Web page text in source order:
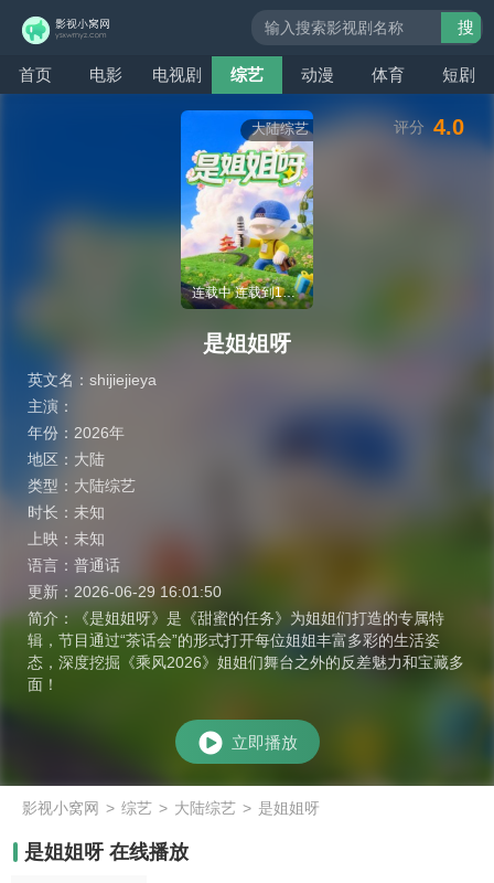
首页 电影 电视剧 综艺 动漫 体育 短剧
搜
大陆综艺
连载中 连载到18期
是姐姐呀
英文名： shijiejieya
主演：
年份： 2026年
地区： 大陆
类型： 大陆综艺
时长： 未知
上映： 未知
语言： 普通话
更新： 2026-06-29 16:01:50
简介：
《是姐姐呀》是《甜蜜的任务》为姐姐们打造的专属特
辑，节目通过“茶话会”的形式打开每位姐姐丰富多彩的生活姿
态，深度挖掘《乘风2026》姐姐们舞台之外的反差魅力和宝藏多
面！
评分 4.0
立即播放
影视小窝网 > 综艺 > 大陆综艺 > 是姐姐呀
是姐姐呀 在线播放